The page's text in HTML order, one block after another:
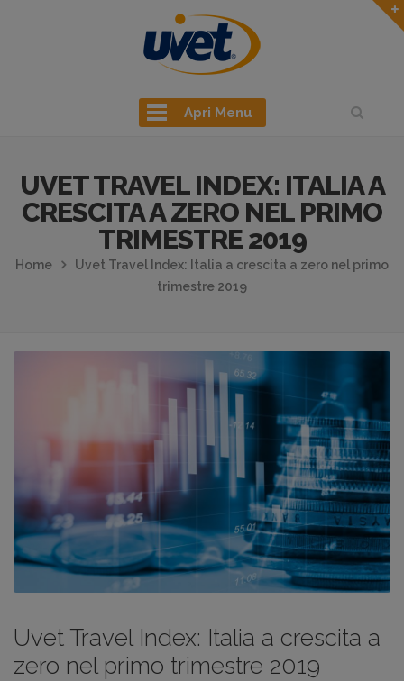
Apri Menu
UVET TRAVEL INDEX: ITALIA A
CRESCITA A ZERO NEL PRIMO
TRIMESTRE 2019
Home
Uvet Travel Index: Italia a crescita a zero nel primo
trimestre 2019
Uvet Travel Index: Italia a crescita a
zero nel primo trimestre 2019